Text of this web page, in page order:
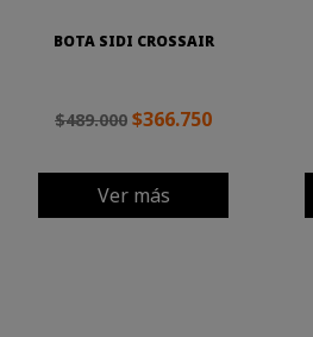
BOTA SIDI CROSSAIR
$489.000 $366.750
Ver más